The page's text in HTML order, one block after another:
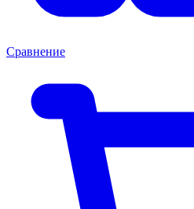
Сравнение